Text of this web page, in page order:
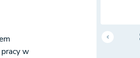
w